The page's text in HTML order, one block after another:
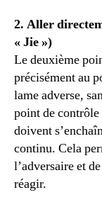
2. Aller
« Jie »)
Le deuxième
précisément au
lame adverse,
point de
doivent
continu. Cela
l’adversaire et
réagir.